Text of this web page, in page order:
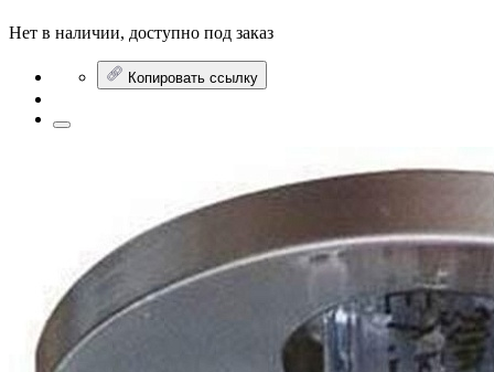
Нет в наличии, доступно под заказ
Копировать ссылку